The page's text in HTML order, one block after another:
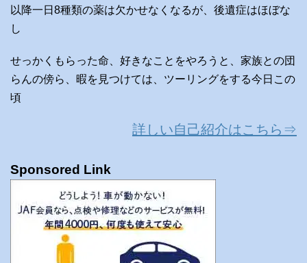
以降一日8種類の薬は欠かせなくなるが、後遺症はほぼな
し
せっかくもらった命、好きなことをやろうと、家族との団
らんの傍ら、暇を見つけては、ツーリングをする今日この
頃
詳しい自己紹介はこちら⇒
Sponsored Link